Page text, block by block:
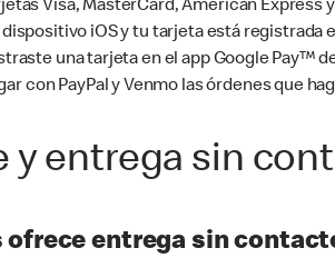
Visa, MasterCard, American Express
iOS y tu tarjeta está
una tarjeta en el app Google
con PayPal y Venmo las órdenes que
y entrega sin
ofrece entrega sin